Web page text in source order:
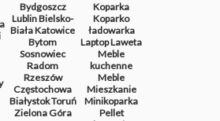
Bydgoszcz
LublinBielsko-
BiałaKatowice
Bytom
Sosnowiec
Radom
Rzeszów
Częstochowa
BiałystokToruń
Zielona Góra
Koparka
Koparko
ładowarka
LaptopLaweta
Meble
kuchenne
Meble
Mieszkanie
Minikoparka
Pellet